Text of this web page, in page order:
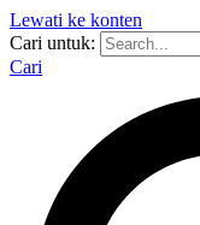
Lewati ke konten
Cari untuk:
Cari